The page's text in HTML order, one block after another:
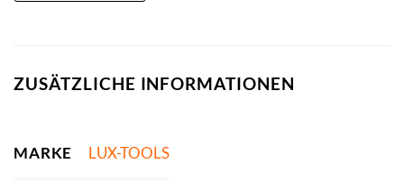
ZUSÄTZLICHE INFORMATIONEN
MARKE LUX-TOOLS